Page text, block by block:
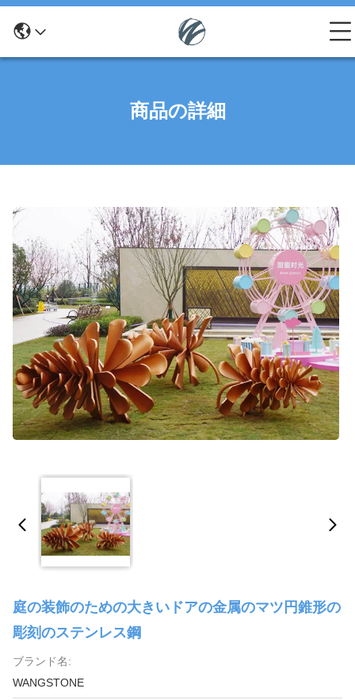
商品の詳細
庭の装飾のための大きいドアの金属のマツ円錐形の
彫刻のステンレス鋼
ブランド名:
WANGSTONE